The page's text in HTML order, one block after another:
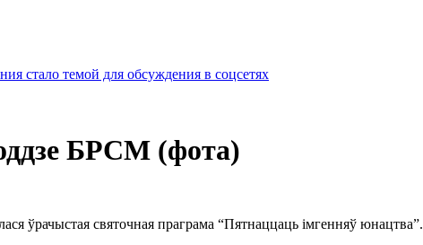
стало темой для обсуждения в соцсетях
БРСМ (фота)
ўрачыстая святочная праграма “Пятнаццаць імгенняў юнацтва”.